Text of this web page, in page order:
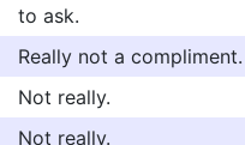
to ask.
Really not a compliment.
Not really.
Not really.